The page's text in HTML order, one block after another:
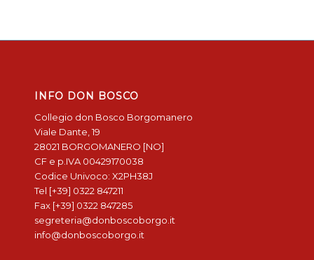
INFO DON BOSCO
Collegio don Bosco Borgomanero
Viale Dante, 19
28021 BORGOMANERO [NO]
CF e p.IVA 00429170038
Codice Univoco: X2PH38J
Tel [+39] 0322 847211
Fax [+39] 0322 847285
segreteria@donboscoborgo.it
info@donboscoborgo.it